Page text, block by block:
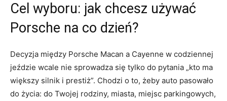
Cel wyboru: jak chcesz używać
Porsche na co dzień?
Decyzja między Porsche Macan a Cayenne w codziennej
jeździe wcale nie sprowadza się tylko do pytania „kto ma
większy silnik i prestiż”. Chodzi o to, żeby auto pasowało
do życia: do Twojej rodziny, miasta, miejsc parkingowych,